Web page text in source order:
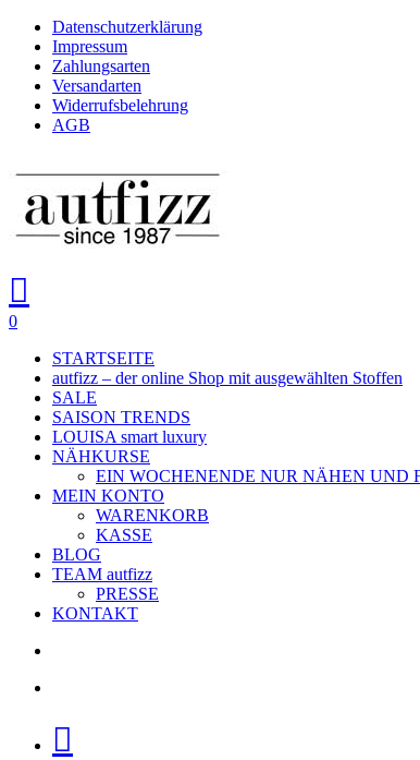
Skip
main
content
Datenschutzerklärung
Impressum
Zahlungsarten
Versandarten
Widerrufsbelehrung
AGB
search
account
0
STARTSEITE
autfizz – der online Shop mit ausgewählten Stoffen
SALE
SAISON TRENDS
LOUISA smart luxury
NÄHKURSE
EIN WOCHENENDE NUR NÄHEN UND
MEIN KONTO
WARENKORB
KASSE
BLOG
TEAM autfizz
PRESSE
KONTAKT